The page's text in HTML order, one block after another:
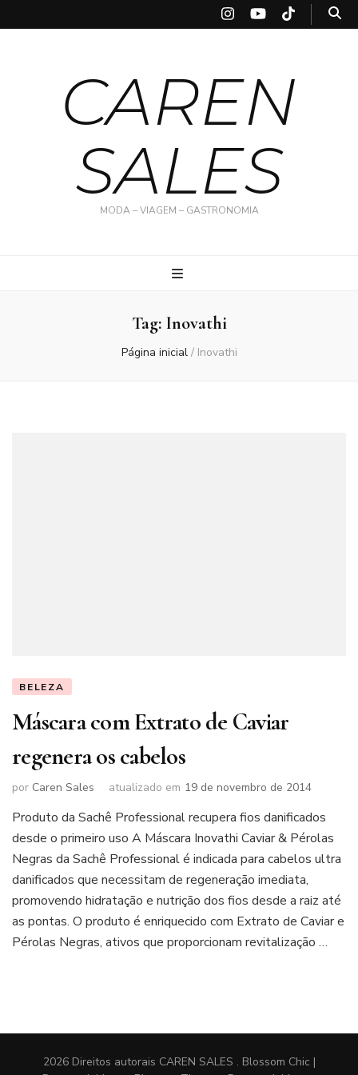
CAREN
SALES
MODA – VIAGEM – GASTRONOMIA
Tag: Inovathi
Página inicial / Inovathi
BELEZA
Máscara com Extrato de Caviar
regenera os cabelos
por Caren Sales atualizado em 19 de novembro de 2014
Produto da Sachê Professional recupera fios danificados
desde o primeiro uso A Máscara Inovathi Caviar & Pérolas
Negras da Sachê Professional é indicada para cabelos ultra
danificados que necessitam de regeneração imediata,
promovendo hidratação e nutrição dos fios desde a raiz até
as pontas. O produto é enriquecido com Extrato de Caviar e
Pérolas Negras, ativos que proporcionam revitalização …
2026 Direitos autorais CAREN SALES . Blossom Chic |